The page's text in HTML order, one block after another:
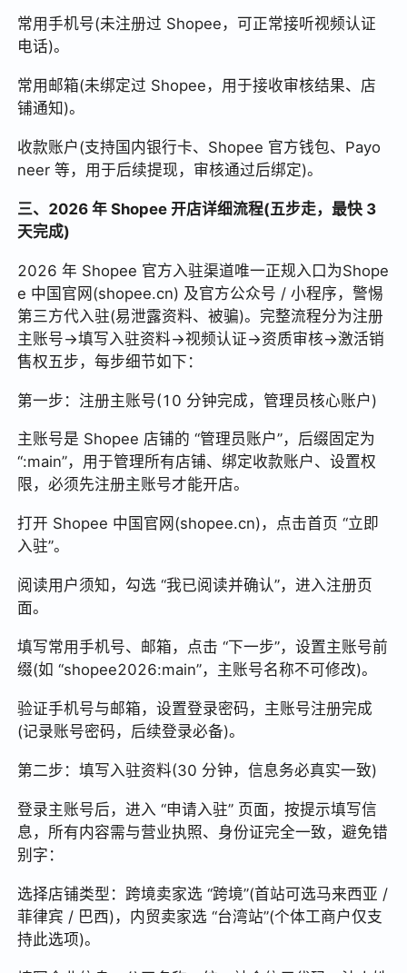
常用手机号(未注册过 Shopee，可正常接听视频认证
电话)。
常用邮箱(未绑定过 Shopee，用于接收审核结果、店
铺通知)。
收款账户(支持国内银行卡、Shopee 官方钱包、Payo
neer 等，用于后续提现，审核通过后绑定)。
三、2026 年 Shopee 开店详细流程(五步走，最快 3
天完成)
2026 年 Shopee 官方入驻渠道唯一正规入口为Shope
e 中国官网(shopee.cn) 及官方公众号 / 小程序，警惕
第三方代入驻(易泄露资料、被骗)。完整流程分为注册
主账号→填写入驻资料→视频认证→资质审核→激活销
售权五步，每步细节如下：
第一步：注册主账号(10 分钟完成，管理员核心账户)
主账号是 Shopee 店铺的 “管理员账户”，后缀固定为
“:main”，用于管理所有店铺、绑定收款账户、设置权
限，必须先注册主账号才能开店。
打开 Shopee 中国官网(shopee.cn)，点击首页 “立即
入驻”。
阅读用户须知，勾选 “我已阅读并确认”，进入注册页
面。
填写常用手机号、邮箱，点击 “下一步”，设置主账号前
缀(如 “shopee2026:main”，主账号名称不可修改)。
验证手机号与邮箱，设置登录密码，主账号注册完成
(记录账号密码，后续登录必备)。
第二步：填写入驻资料(30 分钟，信息务必真实一致)
登录主账号后，进入 “申请入驻” 页面，按提示填写信
息，所有内容需与营业执照、身份证完全一致，避免错
别字：
选择店铺类型：跨境卖家选 “跨境”(首站可选马来西亚 /
菲律宾 / 巴西)，内贸卖家选 “台湾站”(个体工商户仅支
持此选项)。